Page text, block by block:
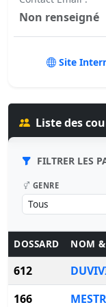
Non renseigné
Site
Liste des
FILTRER LES
GENRE
DOSSARD NOM
612
166